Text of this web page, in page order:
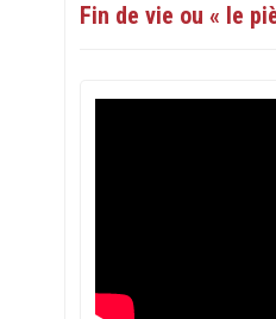
Fin de vie ou « le